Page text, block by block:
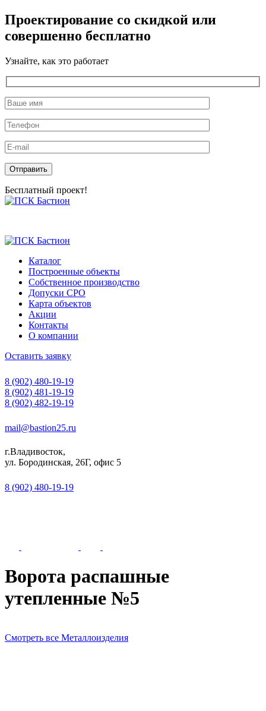
Проектирование со скидкой или
совершенно бесплатно
Узнайте, как это работает
Оставьте это поле пустым.
Бесплатный проект!
Skip
Каталог
Построенные объекты
Собственное производство
Допуски СРО
Карта объектов
Акции
Контакты
О компании
Оставить заявку
8 (902) 480-19-19
8 (902) 481-19-19
8 (902) 482-19-19
mail@bastion25.ru
г.Владивосток,
ул. Бородинская, 26Г, офис 5
8 (902) 480-19-19
Ворота распашные
утепленные №5
Смотреть все Металлоизделия